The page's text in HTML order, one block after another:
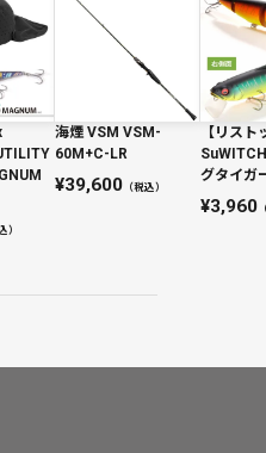
）
海煙 VSM VSM-
60M+C-LR
39,600（税込）
【リスト
グタイガ
3,960